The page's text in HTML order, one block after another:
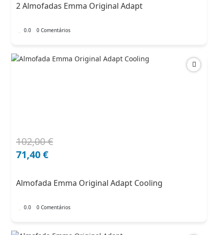
182,00 €.
127,40 €.
2 Almofadas Emma Original Adapt
0.0 0 Comentários
102,00€
O
preço
102,00 €.
71,40€
O
preço
71,40 €.
Almofada Emma Original Adapt Cooling
0.0 0 Comentários